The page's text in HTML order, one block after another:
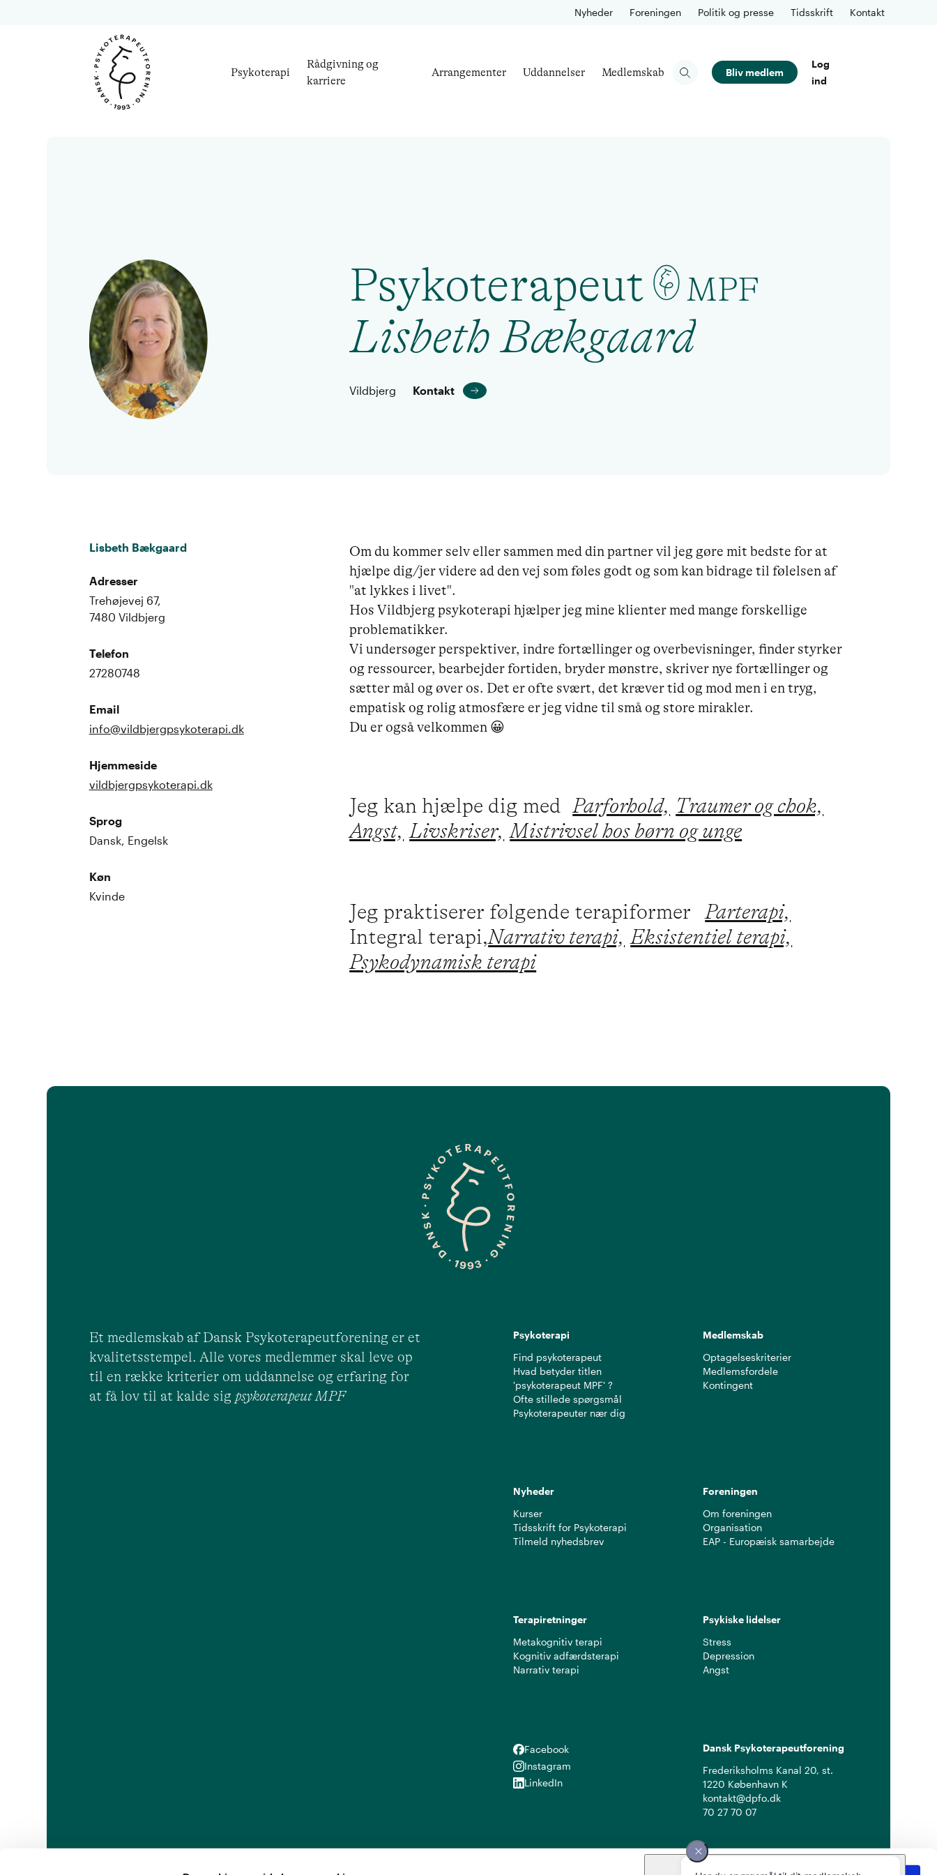
Nyheder Foreningen Politik og presse Tidsskrift Kontakt
Psykoterapi
Rådgivning og
karriere
Arrangementer Uddannelser Medlemskab Bliv medlem
Log
ind
Psykoterapeut MPF
Lisbeth Bækgaard
Vildbjerg Kontakt
Lisbeth Bækgaard
Adresser
Trehøjevej 67,
7480 Vildbjerg
Telefon
27280748
Email
info@vildbjergpsykoterapi.dk
Hjemmeside
vildbjergpsykoterapi.dk
Sprog
Dansk, Engelsk
Køn
Kvinde
Om du kommer selv eller sammen med din partner vil jeg gøre mit bedste for at
hjælpe dig/jer videre ad den vej som føles godt og som kan bidrage til følelsen af
"at lykkes i livet".
Hos Vildbjerg psykoterapi hjælper jeg mine klienter med mange forskellige
problematikker.
Vi undersøger perspektiver, indre fortællinger og overbevisninger, finder styrker
og ressourcer, bearbejder fortiden, bryder mønstre, skriver nye fortællinger og
sætter mål og øver os. Det er ofte svært, det kræver tid og mod men i en tryg,
empatisk og rolig atmosfære er jeg vidne til små og store mirakler.
Du er også velkommen 😀
Jeg kan hjælpe dig med Parforhold, Traumer og chok,
Angst, Livskriser, Mistrivsel hos børn og unge
Jeg praktiserer følgende terapiformer
Parterapi,
Integral terapi,Narrativ terapi, Eksistentiel terapi,
Psykodynamisk terapi
Et medlemskab af Dansk Psykoterapeutforening er et
kvalitetsstempel. Alle vores medlemmer skal leve op
til en række kriterier om uddannelse og erfaring for
at få lov til at kalde sig psykoterapeut MPF
Psykoterapi
Find psykoterapeut
Hvad betyder titlen
'psykoterapeut MPF' ?
Ofte stillede spørgsmål
Psykoterapeuter nær dig
Medlemskab
Optagelseskriterier
Medlemsfordele
Kontingent
Nyheder
Kurser
Tidsskrift for Psykoterapi
Tilmeld nyhedsbrev
Foreningen
Om foreningen
Organisation
EAP - Europæisk samarbejde
Terapiretninger
Metakognitiv terapi
Kognitiv adfærdsterapi
Narrativ terapi
Psykiske lidelser
Stress
Depression
Angst
Facebook
Facebook
Instagram
Instagram
LinkedIn
LinkedIn
Dansk Psykoterapeutforening
Frederiksholms Kanal 20, st.
1220 København K
kontakt@dpfo.dk
70 27 70 07